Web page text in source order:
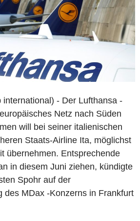
international) - Der Lufthansa -
Netz nach Süden
will bei seiner italienischen
Staats-Airline Ita, möglichst
übernehmen. Entsprechende
in diesem Juni ziehen, kündigte
Spohr auf der
des MDax -Konzerns in Frankfurt